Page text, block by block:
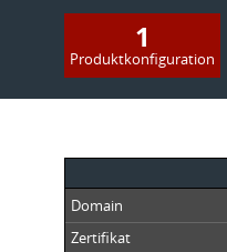
1
Produktkonfiguration
Domain
Zertifikat